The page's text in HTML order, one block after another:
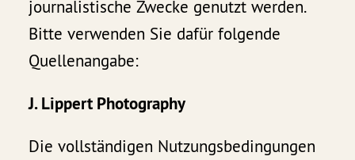
journalistische Zwecke genutzt werden.
Bitte verwenden Sie dafür folgende
Quellenangabe:
J. Lippert Photography
Die vollständigen Nutzungsbedingungen